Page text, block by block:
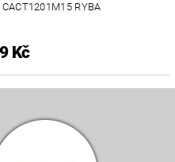
RYBA
Kč